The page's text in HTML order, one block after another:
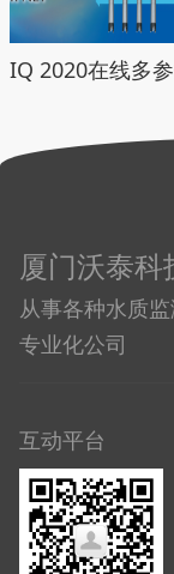
IQ 2020在线多
厦门沃泰科
从事各种水质
专业化公司
互动平台